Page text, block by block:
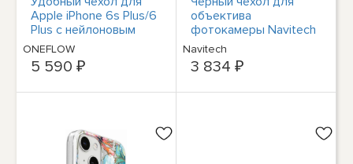
Apple iPhone 6s Plus/6
Plus с нейлоновым
зажимом для
телефона Etui
ONEFLOW
5 590 ₽
объектива
фотокамеры Navitech
Black для объектива
Pentax DA 15mm f/4
ED AL Limited
Navitech
3 834 ₽